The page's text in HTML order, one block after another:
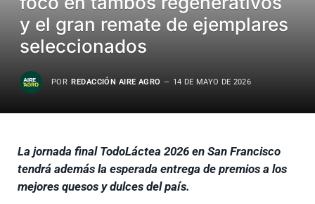
y el gran remate de ejemplares
seleccionados
POR REDACCIÓN AIRE AGRO 14 DE MAYO DE 2026
La jornada final TodoLáctea 2026 en San Francisco
tendrá además la esperada entrega de premios a los
mejores quesos y dulces del país.